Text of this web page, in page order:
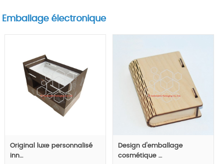
Emballage électronique
Original luxe personnalisé
inn…
Design d'emballage
cosmétique …